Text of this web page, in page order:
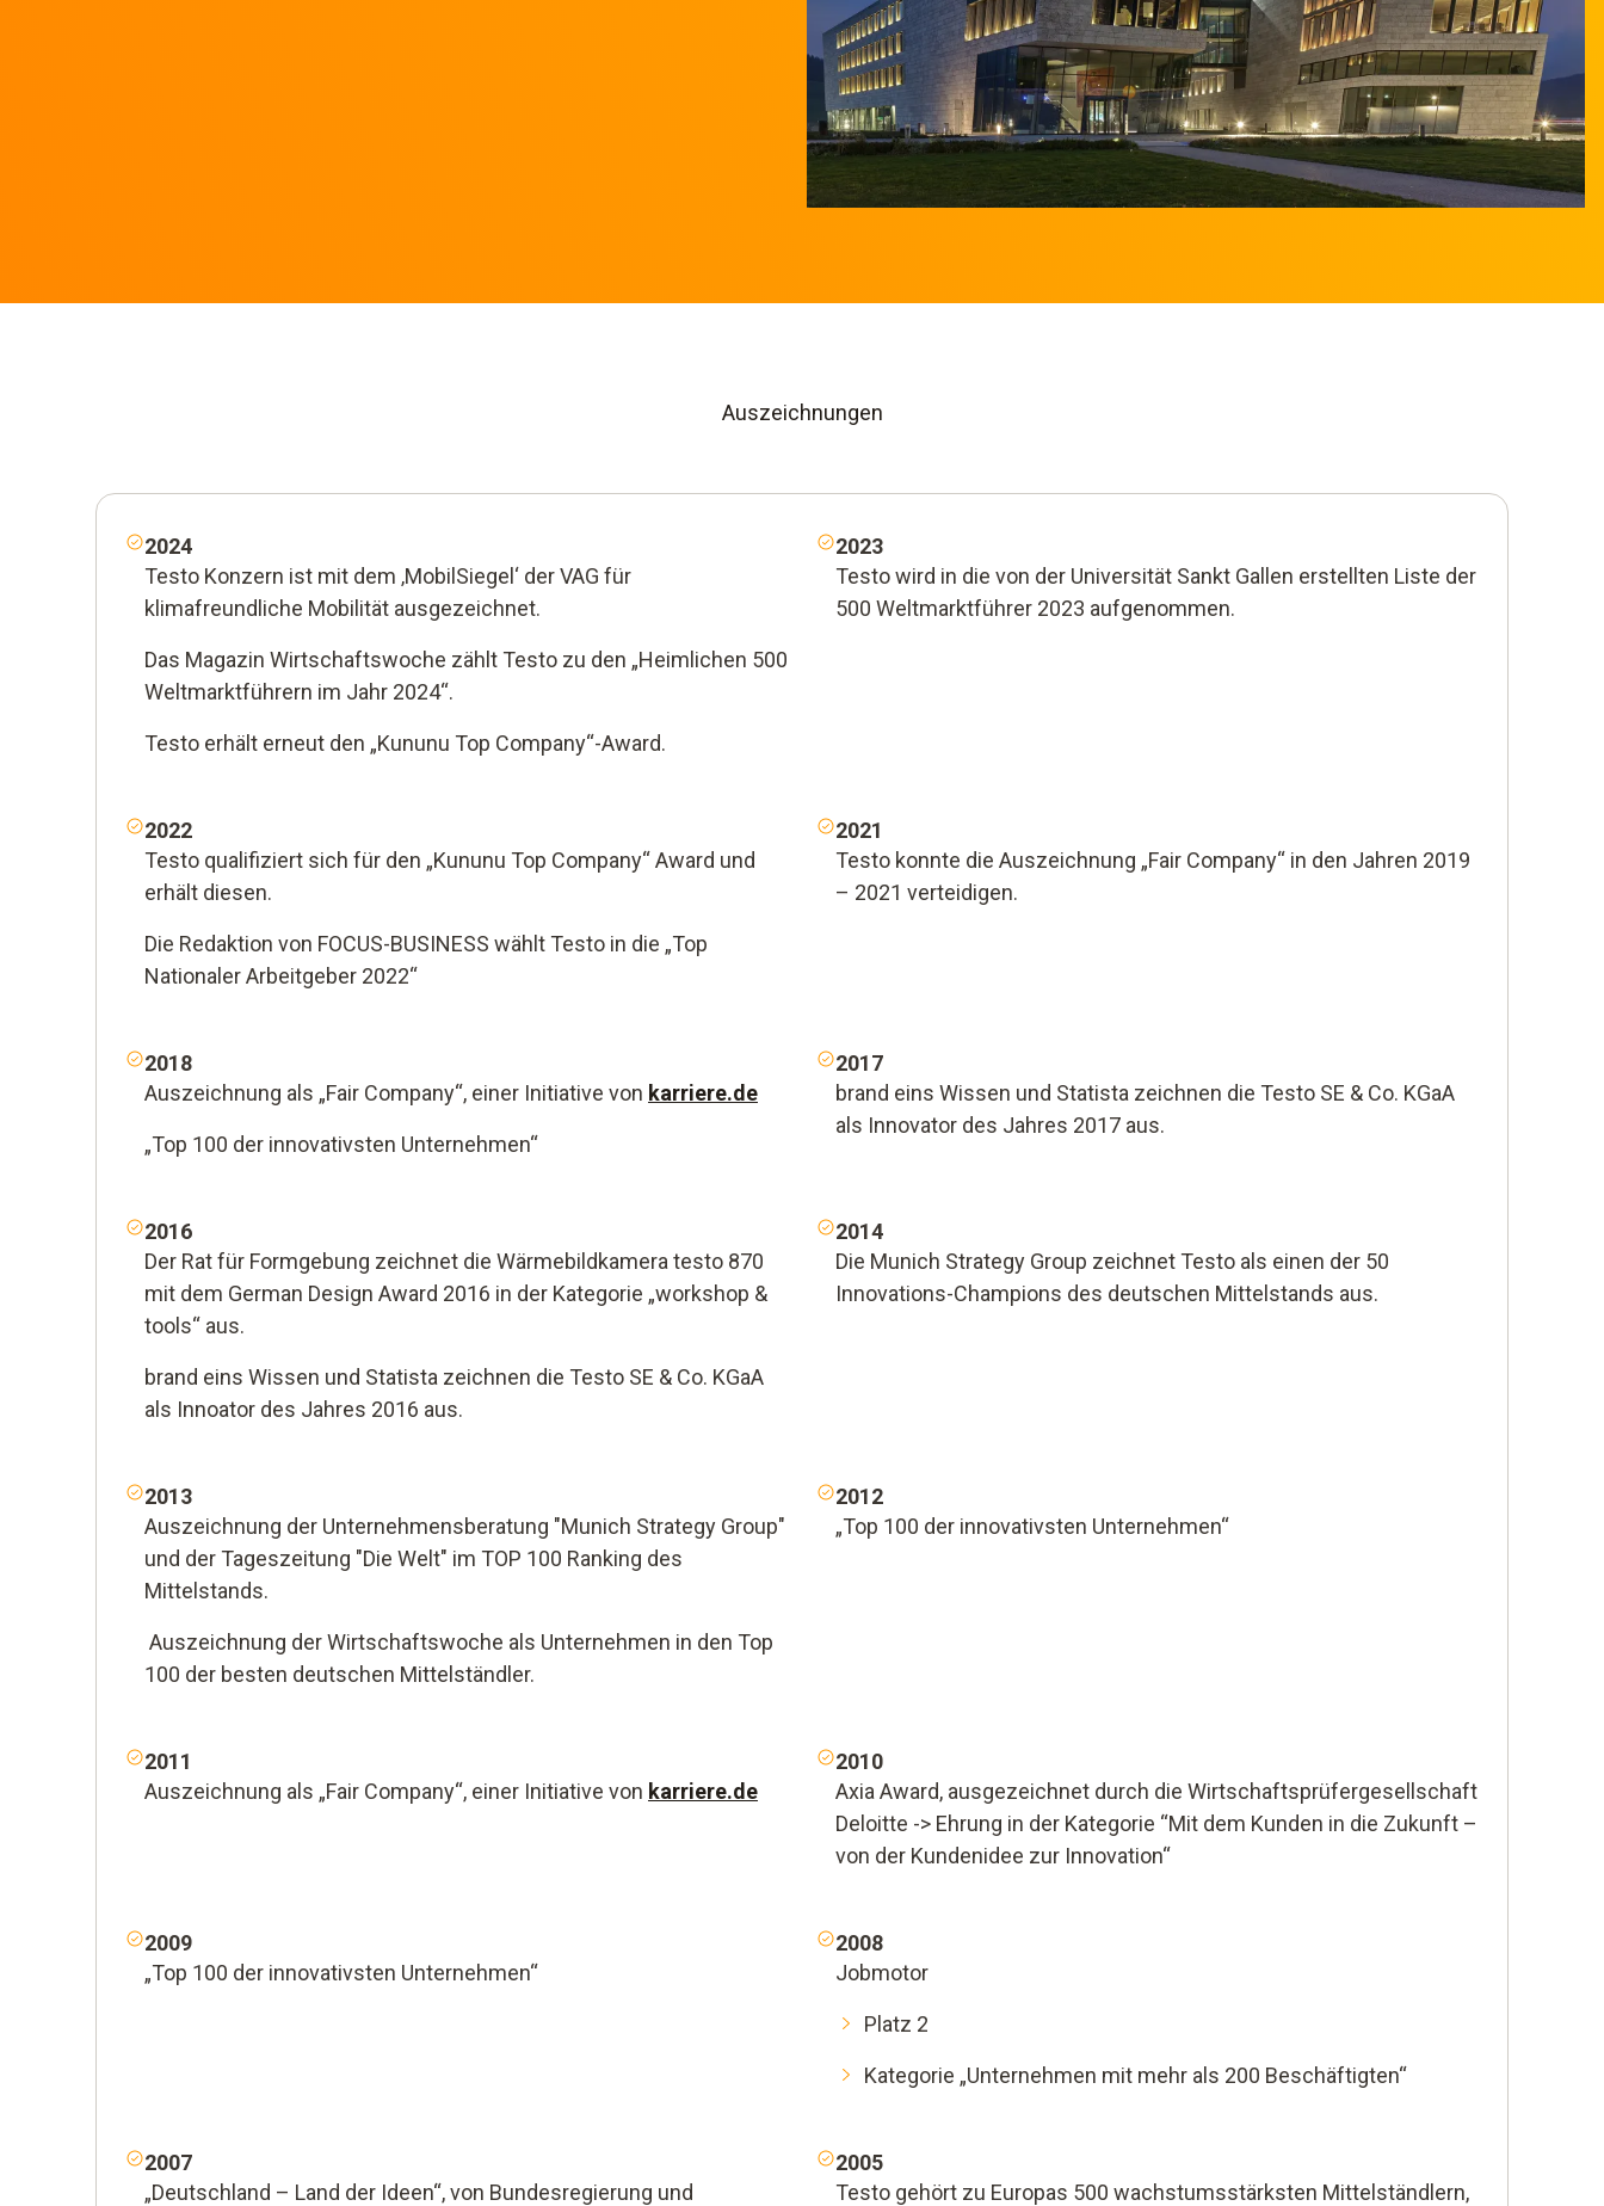
Auszeichnungen
2024
Testo Konzern ist mit dem ‚MobilSiegel‘ der VAG für
klimafreundliche Mobilität ausgezeichnet.
Das Magazin Wirtschaftswoche zählt Testo zu den „Heimlichen 500
Weltmarktführern im Jahr 2024“.
Testo erhält erneut den „Kununu Top Company“-Award.
2023
Testo wird in die von der Universität Sankt Gallen erstellten Liste der
500 Weltmarktführer 2023 aufgenommen.
2022
Testo qualifiziert sich für den „Kununu Top Company“ Award und
erhält diesen.
Die Redaktion von FOCUS-BUSINESS wählt Testo in die „Top
Nationaler Arbeitgeber 2022“
2021
Testo konnte die Auszeichnung „Fair Company“ in den Jahren 2019
– 2021 verteidigen.
2018
Auszeichnung als „Fair Company“, einer Initiative von karriere.de
„Top 100 der innovativsten Unternehmen“
2017
brand eins Wissen und Statista zeichnen die Testo SE & Co. KGaA
als Innovator des Jahres 2017 aus.
2016
Der Rat für Formgebung zeichnet die Wärmebildkamera testo 870
mit dem German Design Award 2016 in der Kategorie „workshop &
tools“ aus.
brand eins Wissen und Statista zeichnen die Testo SE & Co. KGaA
als Innoator des Jahres 2016 aus.
2014
Die Munich Strategy Group zeichnet Testo als einen der 50
Innovations-Champions des deutschen Mittelstands aus.
2013
Auszeichnung der Unternehmensberatung "Munich Strategy Group"
und der Tageszeitung "Die Welt" im TOP 100 Ranking des
Mittelstands.
Auszeichnung der Wirtschaftswoche als Unternehmen in den Top
100 der besten deutschen Mittelständler.
2012
„Top 100 der innovativsten Unternehmen“
2011
Auszeichnung als „Fair Company“, einer Initiative von karriere.de
2010
Axia Award, ausgezeichnet durch die Wirtschaftsprüfergesellschaft
Deloitte -> Ehrung in der Kategorie “Mit dem Kunden in die Zukunft –
von der Kundenidee zur Innovation“
2009
„Top 100 der innovativsten Unternehmen“
2008
Jobmotor
Platz 2
Kategorie „Unternehmen mit mehr als 200 Beschäftigten“
2007
„Deutschland – Land der Ideen“, von Bundesregierung und
2005
Testo gehört zu Europas 500 wachstumsstärksten Mittelständlern,